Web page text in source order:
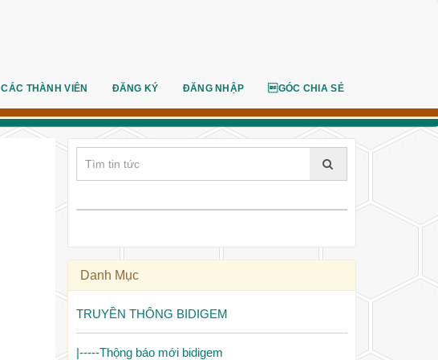
CÁC THÀNH VIÊN ĐĂNG KÝ ĐĂNG NHẬP GÓC CHIA SẺ
Danh Mục
TRUYỀN THÔNG BIDIGEM
|-----Thộng báo mới bidigem